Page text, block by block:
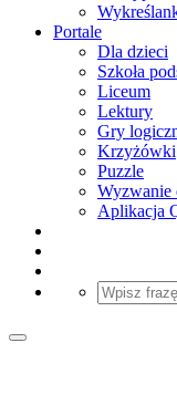
Portale
Dla dzieci
Szkoła
Liceum
Lektury
Gry
Krzyżówki
Puzzle
Wyzwanie
Aplikacja